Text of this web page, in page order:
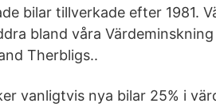
bilar tillverkade efter 1981.
bland våra
Therbligs..
vanligtvis nya bilar 25% i